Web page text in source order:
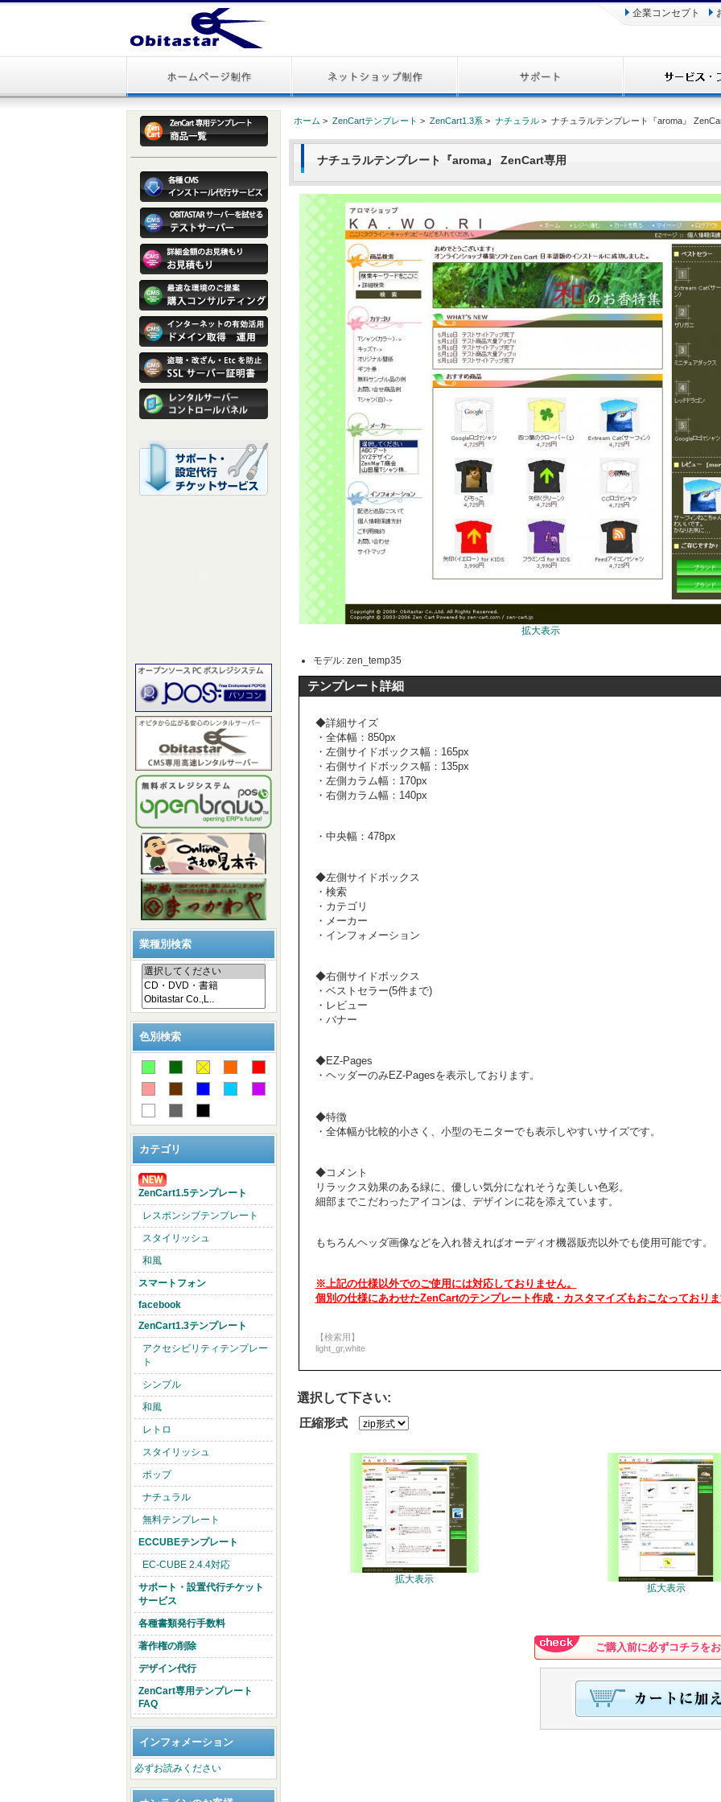
企業コンセプト
業種別検索
色別検索
カテゴリ
ZenCart1.5テンプレート
レスポンシブテンプレート
スタイリッシュ
和風
スマートフォン
facebook
ZenCart1.3テンプレート
アクセシビリティテンプレー
ト
シンプル
和風
レトロ
スタイリッシュ
ポップ
ナチュラル
無料テンプレート
ECCUBEテンプレート
EC-CUBE 2.4.4対応
サポート・設置代行チケット
サービス
各種書類発行手数料
著作権の削除
デザイン代行
ZenCart専用テンプレート
FAQ
インフォメーション
必ずお読みください
ホーム > ZenCartテンプレート > ZenCart1.3系 > ナチュラル> ナチュラルテンプレート『aroma』
ナチュラルテンプレート『aroma』 ZenCart専用
拡大表示
拡大表示
拡大表示
ご購入前に必ずコチラを
モデル: zen_temp35
テンプレート詳細
◆詳細サイズ
・全体幅：850px
・左側サイドボックス幅：165px
・右側サイドボックス幅：135px
・左側カラム幅：170px
・右側カラム幅：140px
・中央幅：478px
◆左側サイドボックス
・検索
・カテゴリ
・メーカー
・インフォメーション
◆右側サイドボックス
・ベストセラー(5件まで)
・レビュー
・バナー
◆EZ-Pages
・ヘッダーのみEZ-Pagesを表示しております。
◆特徴
・全体幅が比較的小さく、小型のモニターでも表示しやすいサイズです。
◆コメント
リラックス効果のある緑に、優しい気分になれそうな美しい色彩。
細部までこだわったアイコンは、デザインに花を添えています。
もちろんヘッダ画像などを入れ替えればオーディオ機器販売以外でも使用可能です。
※上記の仕様以外でのご使用には対応しておりません。
個別の仕様にあわせたZenCartのテンプレート作成・カスタマイズもおこなっており
【検索用】
light_gr,white
選択して下さい:
圧縮形式